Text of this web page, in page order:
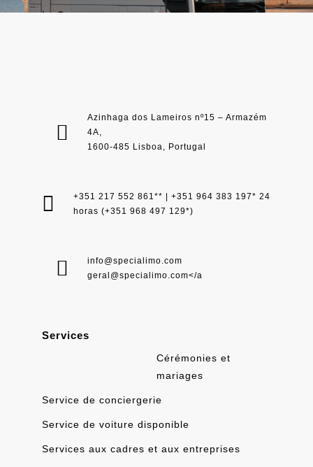
Azinhaga dos Lameiros nº15 – Armazém
4A,
1600-485 Lisboa, Portugal
+351 217 552 861** | +351 964 383 197* 24
horas (+351 968 497 129*)
info@specialimo.com
geral@specialimo.com</a
Services
Cérémonies et
mariages
Service de conciergerie
Service de voiture disponible
Services aux cadres et aux entreprises